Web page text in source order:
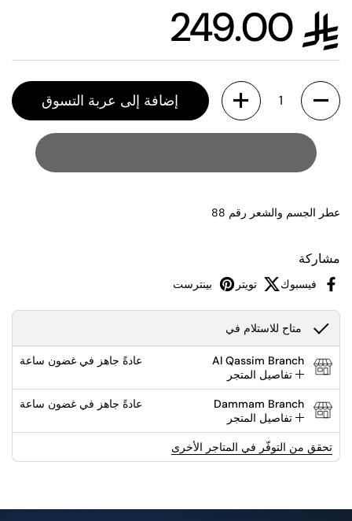
السعر العادي
الكمية
إضافة إلى عربة التسوق
عطر الجسم والشعر رقم 88
مشاركة
فيسبوك تويتر بينترست
متاح للاستلام في
Al Qassim Branch
تفاصيل المتجر
عادةً جاهز في غضون ساعة
Dammam Branch
تفاصيل المتجر
عادةً جاهز في غضون ساعة
تحقق من التوفّر في المتاجر الأخرى